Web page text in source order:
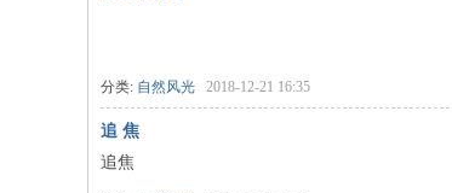
分类: 自然风光 2018-12-21 16:35
追 焦
追焦